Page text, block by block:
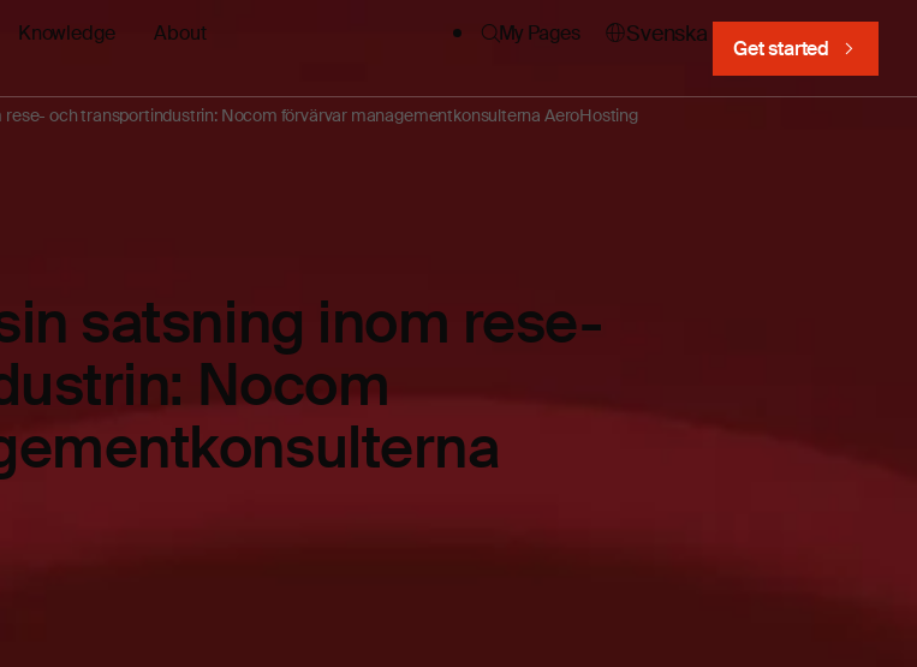
Knowledge About My Pages Svenska
Get started
och transportindustrin: Nocom förvärvar managementkonsulterna AeroHosting
satsning inom rese-
Nocom